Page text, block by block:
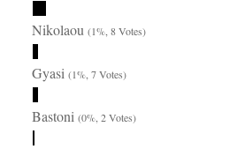
Nikolaou(1%, 8 Votes)
Gyasi(1%, 7 Votes)
Bastoni(0%, 2 Votes)